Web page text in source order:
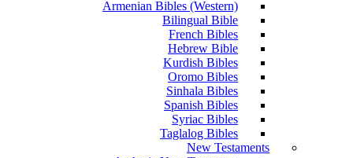
Armenian Bibles (Western)
Bilingual Bible
French Bibles
Hebrew Bible
Kurdish Bibles
Oromo Bibles
Sinhala Bibles
Spanish Bibles
Syriac Bibles
Taglalog Bibles
New Testaments